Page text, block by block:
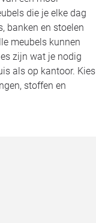
die je elke dag
banken en stoelen
meubels kunnen
zijn wat je nodig
als op kantoor. Kies
stoffen en